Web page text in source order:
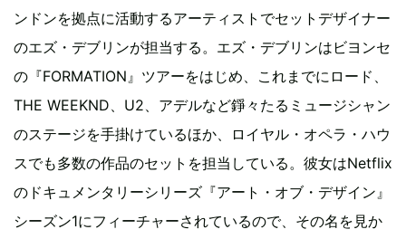
ンドンを拠点に活動するアーティストでセットデザイナー
のエズ・デブリンが担当する。エズ・デブリンはビヨンセ
の『FORMATION』ツアーをはじめ、これまでにロード、
THE WEEKND、U2、アデルなど錚々たるミュージシャン
のステージを手掛けているほか、ロイヤル・オペラ・ハウ
スでも多数の作品のセットを担当している。彼女はNetflix
のドキュメンタリーシリーズ『アート・オブ・デザイン』
シーズン1にフィーチャーされているので、その名を見か